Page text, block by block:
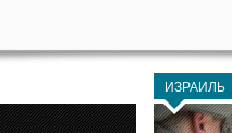
ИЗРАИЛЬ